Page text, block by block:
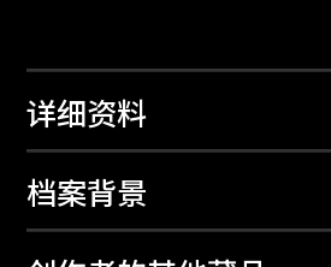
详细资料
档案背景